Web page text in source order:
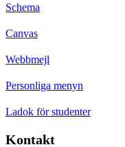
Schema
Canvas
Webbmejl
Personliga menyn
Ladok för studenter
Kontakt